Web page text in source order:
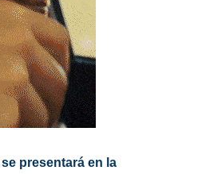
presentará en la